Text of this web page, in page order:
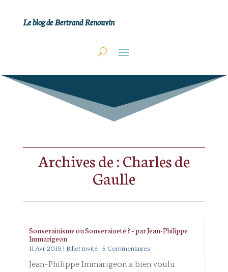
Le blog de Bertrand Renouvin
Archives de : Charles de
Gaulle
Souverainisme ou Souveraineté ? – par Jean-Philippe
Immarigeon
11 Avr,2019 Billet invité| 5 Commentaires
Jean-Philippe Immarigeon a bien voulu